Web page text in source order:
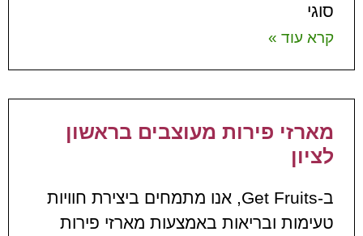
סוגי
קרא עוד »
מארזי פירות מעוצבים בראשון
לציון
ב-Get Fruits, אנו מתמחים ביצירת חוויות
טעימות ובריאות באמצעות מארזי פירות